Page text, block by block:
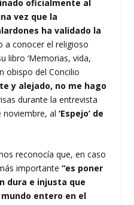
oficialmente al
vez que la
ha validado la
a conocer el religioso
libro ‘Memorias, vida,
obispo del Concilio
y alejado, no me hago
durante la entrevista
noviembre, al ‘Espejo’ de
reconocía que, en caso
importante“es poner
dura e injusta que
entero en el